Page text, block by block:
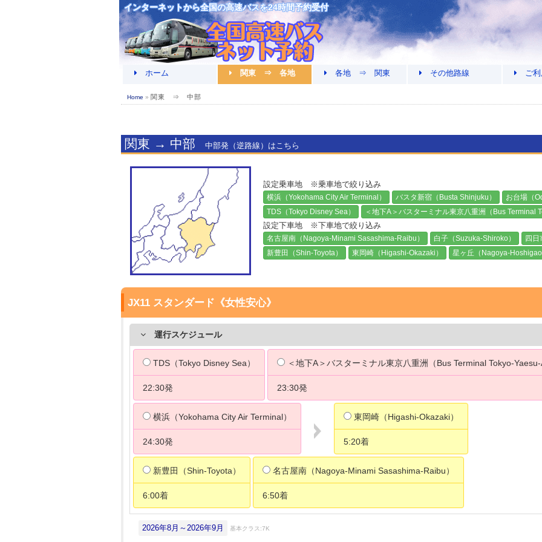
インターネットから全国の高速バスを24時間予約受付
ホーム 関東 ⇒ 各地 各地 ⇒ 関東 その他路線 ご利
Home » 関東 ⇒ 中部
関東 → 中部 中部発（逆路線）はこちら
設定乗車地 ※乗車地で絞り込み
横浜（Yokohama City Air Terminal） バスタ新宿（Busta Shinjuku）
お台場（
TDS（Tokyo Disney Sea）
＜地下A＞バスターミナル東京八重洲（Bus Terminal
設定下車地 ※下車地で絞り込み
名古屋南（Nagoya-Minami Sasashima-Raibu） 白子（Suzuka-Shiroko）
四
新豊田（Shin-Toyota）
東岡崎（Higashi-Okazaki） 星ヶ丘（Nagoya-
JX11 スタンダード《女性安心》
運行スケジュール
TDS（Tokyo Disney Sea）
22:30発
＜地下A＞バスターミナル東京八重洲（Bus Terminal Tokyo-
23:30発
横浜（Yokohama City Air Terminal）
24:30発
東岡崎（Higashi-Okazaki）
5:20着
新豊田（Shin-Toyota）
6:00着
名古屋南（Nagoya-Minami Sasashima-Raibu）
6:50着
2026年8月～2026年9月 基本クラス:7K